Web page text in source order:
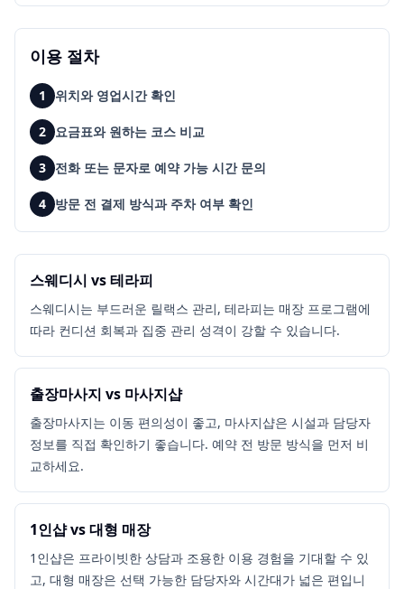
이용 절차
1 위치와 영업시간 확인
2 요금표와 원하는 코스 비교
3 전화 또는 문자로 예약 가능 시간 문의
4 방문 전 결제 방식과 주차 여부 확인
스웨디시 vs 테라피
스웨디시는 부드러운 릴랙스 관리, 테라피는 매장 프로그램에
따라 컨디션 회복과 집중 관리 성격이 강할 수 있습니다.
출장마사지 vs 마사지샵
출장마사지는 이동 편의성이 좋고, 마사지샵은 시설과 담당자
정보를 직접 확인하기 좋습니다. 예약 전 방문 방식을 먼저 비
교하세요.
1인샵 vs 대형 매장
1인샵은 프라이빗한 상담과 조용한 이용 경험을 기대할 수 있
고, 대형 매장은 선택 가능한 담당자와 시간대가 넓은 편입니